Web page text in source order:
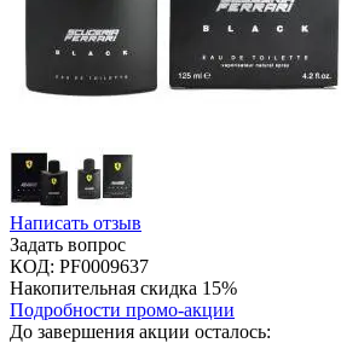
Написать отзыв
Задать вопрос
КОД: PF0009637
Накопительная скидка 15%
Подробности промо-акции
До завершения акции осталось: